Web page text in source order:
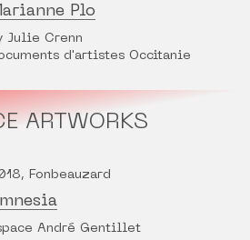
Plo
Julie Crenn
d'artistes Occitanie
ARTWORKS
Fonbeauzard
André Gentillet